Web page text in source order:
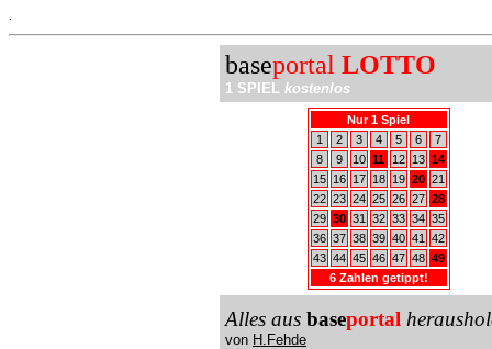
baseportal LOTTO
1 SPIEL kostenlos
Nur 1 Spiel
1
2 3 4 5 6
7
8
9 10 11 12 13 14
15
16 17 18 19 20 21
22 23 24 25 26 27 28
29 30 31 32 33 34 35
36 37 38 39 40 41
42
43 44 45 46 47 48 49
6 Zahlen getippt!
Alles aus baseportal
von H.Fehde